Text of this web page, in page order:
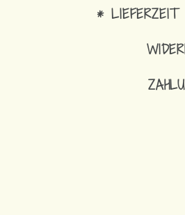
* LIEFERZEIT